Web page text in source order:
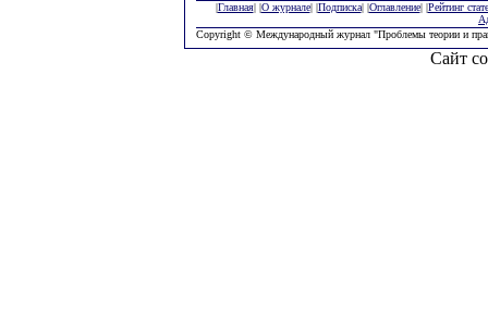
|Главная| |О журнале| |Подписка| |Оглавление| |Рейтинг
Copyright © Международный журнал "Проблемы теории и
Сайт